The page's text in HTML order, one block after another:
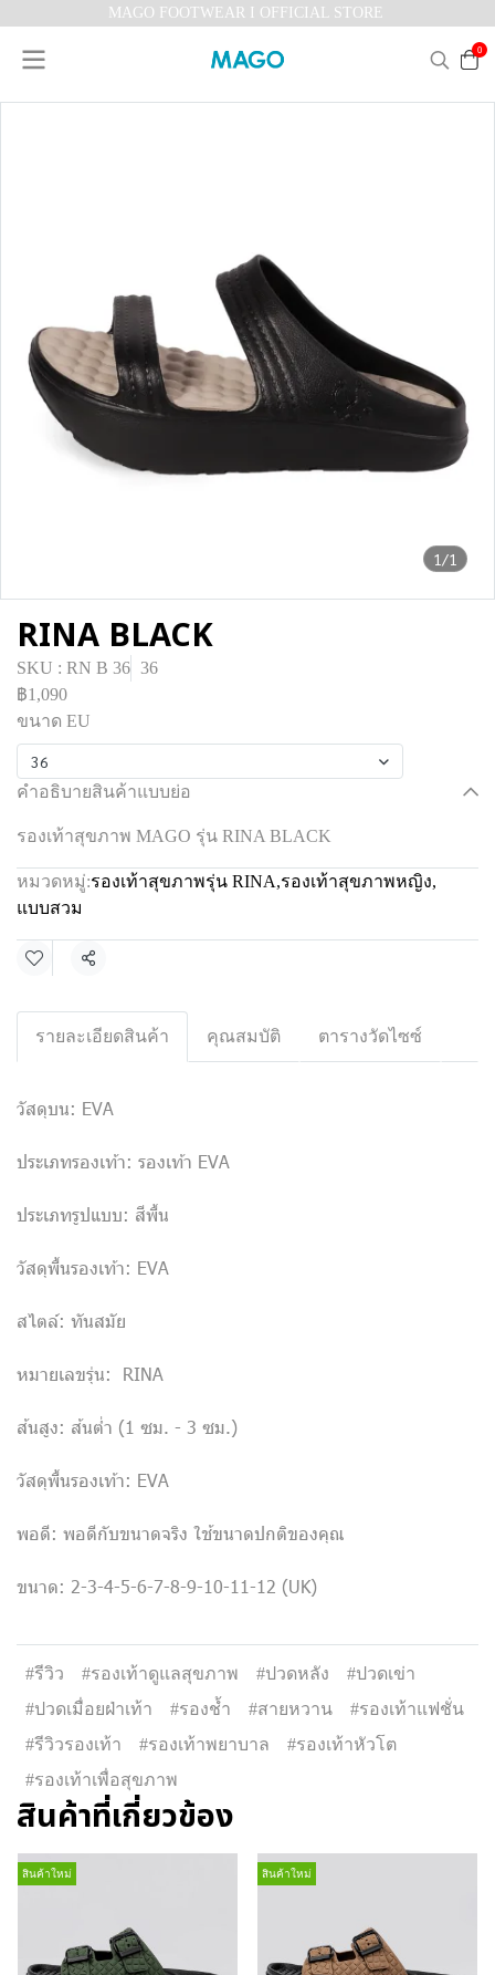
MAGO FOOTWEAR I OFFICIAL STORE
0
1/1
RINA BLACK
SKU : RN B 36 36
฿1,090
ขนาด EU
36
คำอธิบายสินค้าแบบย่อ
รองเท้าสุขภาพ MAGO รุ่น RINA BLACK
หมวดหมู่:รองเท้าสุขภาพรุ่น RINA,รองเท้าสุขภาพหญิง,
แบบสวม
แชร์
รายละเอียดสินค้า คุณสมบัติ ตารางวัดไซซ์
วัสดุบน: EVA
ประเภทรองเท้า: รองเท้า EVA
ประเภทรูปแบบ: สีพื้น
วัสดุพื้นรองเท้า: EVA
สไตล์: ทันสมัย
หมายเลขรุ่น: RINA
ส้นสูง: ส้นต่ำ (1 ซม. - 3 ซม.)
วัสดุพื้นรองเท้า: EVA
พอดี: พอดีกับขนาดจริง ใช้ขนาดปกติของคุณ
ขนาด: 2-3-4-5-6-7-8-9-10-11-12 (UK)
#รีวิว #รองเท้าดูแลสุขภาพ #ปวดหลัง
#ปวดเข่า
#ปวดเมื่อยฝ่าเท้า
#รองช้ำ #สายหวาน
#รองเท้าแฟชั่น
#รีวิวรองเท้า
#รองเท้าพยาบาล
#รองเท้าหัวโต
#รองเท้าเพื่อสุขภาพ
สินค้าที่เกี่ยวข้อง
สินค้าใหม่ สินค้าใหม่